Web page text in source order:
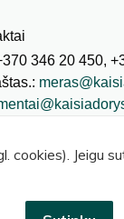
346 20 450,
Kaišiadorių rajono
cookies). Jeigu